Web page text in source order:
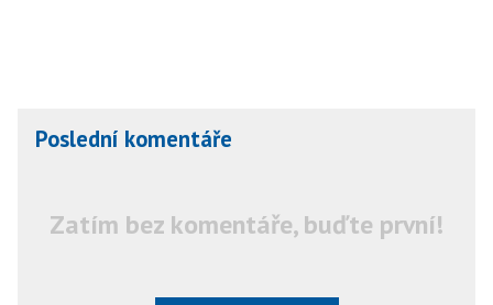
Poslední komentáře
Zatím bez komentáře, buďte první!